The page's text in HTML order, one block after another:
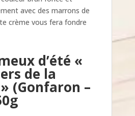
avec des marrons de
crème vous fera fondre
d’été «
de la
(Gonfaron –